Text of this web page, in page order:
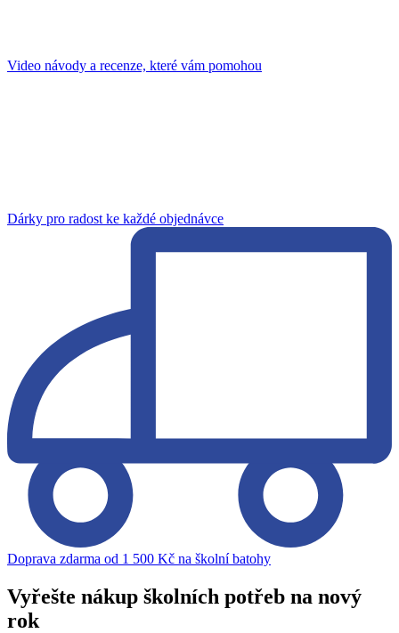
Video návody a recenze, které vám pomohou
Dárky pro radost ke každé objednávce
Doprava zdarma od 1 500 Kč na školní batohy
Vyřešte nákup školních potřeb na nový
rok